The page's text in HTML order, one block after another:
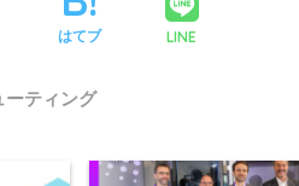
はてブ LINE
ーティング